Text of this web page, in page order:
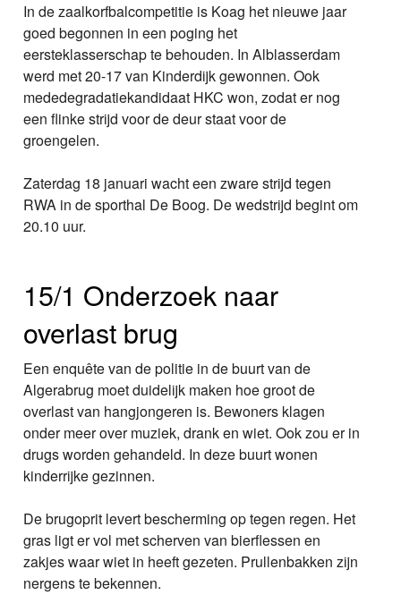
In de zaalkorfbalcompetitie is Koag het nieuwe jaar
goed begonnen in een poging het
eersteklasserschap te behouden. In Alblasserdam
werd met 20-17 van Kinderdijk gewonnen. Ook
mededegradatiekandidaat HKC won, zodat er nog
een flinke strijd voor de deur staat voor de
groengelen.
Zaterdag 18 januari wacht een zware strijd tegen
RWA in de sporthal De Boog. De wedstrijd begint om
20.10 uur.
15/1 Onderzoek naar
overlast brug
Een enquête van de politie in de buurt van de
Algerabrug moet duidelijk maken hoe groot de
overlast van hangjongeren is. Bewoners klagen
onder meer over muziek, drank en wiet. Ook zou er in
drugs worden gehandeld. In deze buurt wonen
kinderrijke gezinnen.
De brugoprit levert bescherming op tegen regen. Het
gras ligt er vol met scherven van bierflessen en
zakjes waar wiet in heeft gezeten. Prullenbakken zijn
nergens te bekennen.